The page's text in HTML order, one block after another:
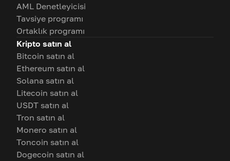
AML Denetleyicisi
Tavsiye programı
Ortaklık programı
Kripto satın al
Bitcoin satın al
Ethereum satın al
Solana satın al
Litecoin satın al
USDT satın al
Tron satın al
Monero satın al
Toncoin satın al
Dogecoin satın al